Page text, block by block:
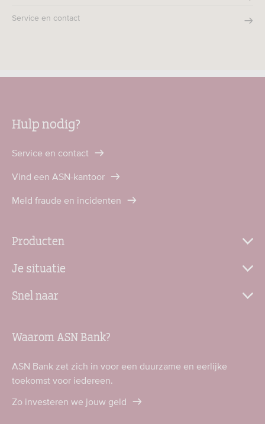
Service en contact
Hulp nodig?
Service en contact
Vind een ASN-kantoor
Meld fraude en incidenten
Producten
Je situatie
Snel naar
Waarom ASN Bank?
ASN Bank zet zich in voor een duurzame en eerlijke
toekomst voor iedereen.
Zo investeren we jouw geld